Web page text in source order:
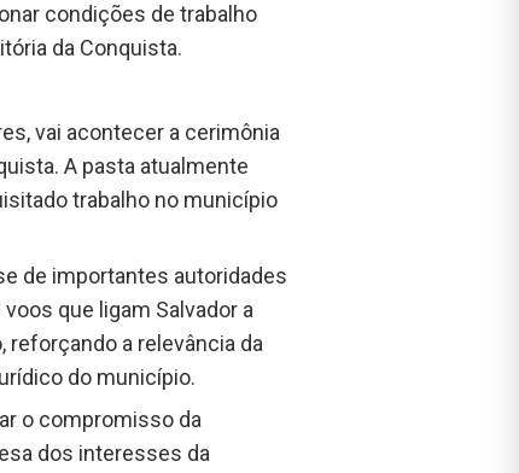
condições de trabalho
da Conquista.
vai acontecer a cerimônia
A pasta atualmente
trabalho no município
de importantes autoridades
que ligam Salvador a
reforçando a relevância da
do município.
o compromisso da
dos interesses da